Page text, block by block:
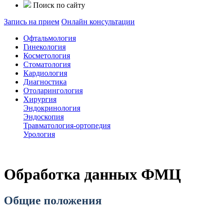
Поиск по сайту
Запись на прием Онлайн консультации
Офтальмология
Гинекология
Косметология
Стоматология
Кардиология
Диагностика
Отоларингология
Хирургия
Эндокринология
Эндоскопия
Травматология-ортопедия
Урология
Обработка данных ФМЦ
Общие положения